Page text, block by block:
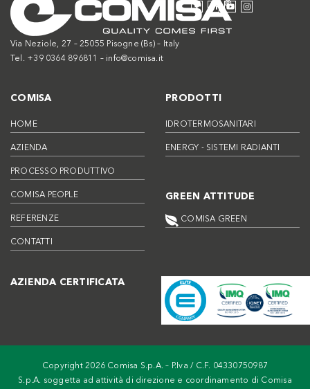
Via Neziole, 27 – 25055 Pisogne (Bs) – Italy
Tel. +39 0364 896811 – info@comisa.it
COMISA
HOME
AZIENDA
PROCESSO PRODUTTIVO
COMISA PEOPLE
REFERENZE
CONTATTI
PRODOTTI
IDROTERMOSANITARI
ENERGY - SISTEMI RADIANTI
GREEN ATTITUDE
COMISA GREEN
AZIENDA CERTIFICATA
Copyright 2026 Comisa S.p.A. – P.Iva / C.F. 04330750987
S.p.A. soggetta ad attività di direzione e coordinamento di Comisa